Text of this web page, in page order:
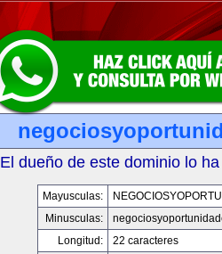
El dueño de este dominio lo
Mayusculas:
Minusculas:
Longitud:
22 caracteres